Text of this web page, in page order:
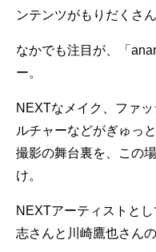
ンテンツがもりだくさん
なかでも注目が、「
ー。
NEXTなメイク、ファ
ルチャーなどがぎゅっ
撮影の舞台裏を、この
け。
NEXTアーティストと
志さんと川崎鷹也さんの